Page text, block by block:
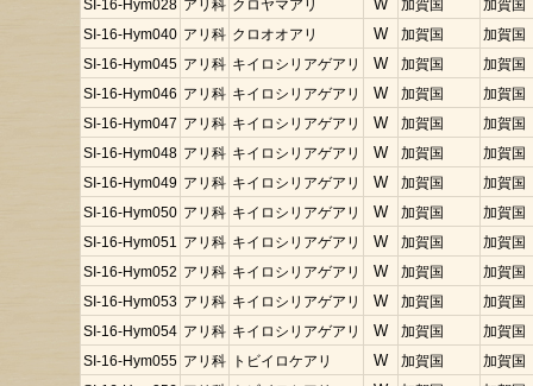
SI-16-Hym028 アリ科 クロヤマアリ W 加賀国
加賀国
SI-16-Hym040 アリ科 クロオオアリ W 加賀国
加賀国
SI-16-Hym045 アリ科 キイロシリアゲアリ W 加賀国
加賀国
SI-16-Hym046 アリ科 キイロシリアゲアリ W 加賀国
加賀国
SI-16-Hym047 アリ科 キイロシリアゲアリ W 加賀国
加賀国
SI-16-Hym048 アリ科 キイロシリアゲアリ W 加賀国
加賀国
SI-16-Hym049 アリ科 キイロシリアゲアリ W 加賀国
加賀国
SI-16-Hym050 アリ科 キイロシリアゲアリ W 加賀国
加賀国
SI-16-Hym051 アリ科 キイロシリアゲアリ W 加賀国
加賀国
SI-16-Hym052 アリ科 キイロシリアゲアリ W 加賀国
加賀国
SI-16-Hym053 アリ科 キイロシリアゲアリ W 加賀国
加賀国
SI-16-Hym054 アリ科 キイロシリアゲアリ W 加賀国
加賀国
SI-16-Hym055 アリ科 トビイロケアリ W 加賀国
加賀国